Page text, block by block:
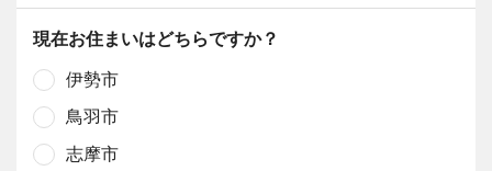
現在お住まいはどちらですか？
伊勢市
鳥羽市
志摩市